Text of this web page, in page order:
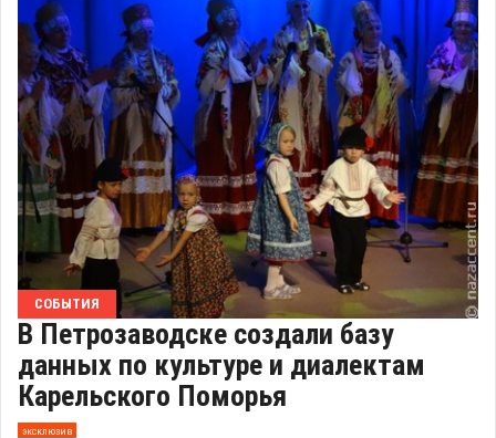
СОБЫТИЯ
В Петрозаводске создали базу
данных по культуре и диалектам
Карельского Поморья
эксклюзив